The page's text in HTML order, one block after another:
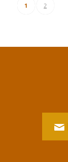
1 2